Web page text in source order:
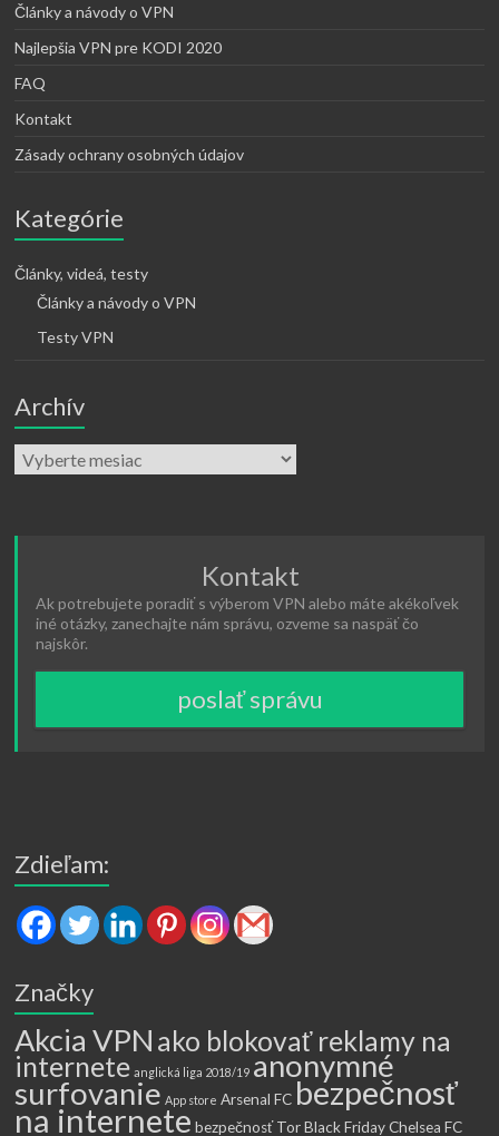
Články a návody o VPN
Najlepšia VPN pre KODI 2020
FAQ
Kontakt
Zásady ochrany osobných údajov
Kategórie
Články, videá, testy
Články a návody o VPN
Testy VPN
Archív
Kontakt
Ak potrebujete poradiť s výberom VPN alebo máte akékoľvek
iné otázky, zanechajte nám správu, ozveme sa naspäť čo
najskôr.
poslať správu
Zdieľam:
Značky
Akcia VPN ako blokovať reklamy na
internete anglická liga 2018/19 anonymné
surfovanie App store Arsenal FC bezpečnosť
na internete bezpečnosť Tor Black Friday Chelsea FC